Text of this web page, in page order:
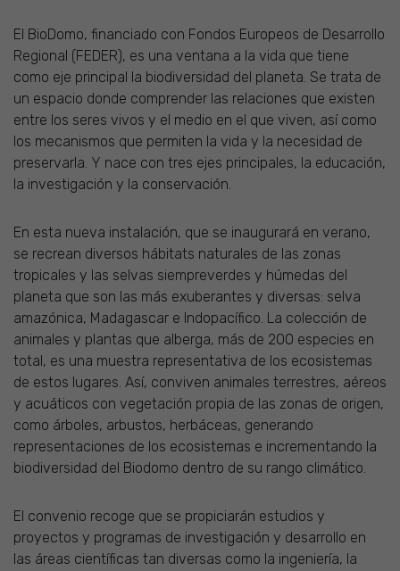
El BioDomo, financiado con Fondos Europeos de Desarrollo
Regional (FEDER), es una ventana a la vida que tiene
como eje principal la biodiversidad del planeta. Se trata de
un espacio donde comprender las relaciones que existen
entre los seres vivos y el medio en el que viven, así como
los mecanismos que permiten la vida y la necesidad de
preservarla. Y nace con tres ejes principales, la educación,
la investigación y la conservación.
En esta nueva instalación, que se inaugurará en verano,
se recrean diversos hábitats naturales de las zonas
tropicales y las selvas siempreverdes y húmedas del
planeta que son las más exuberantes y diversas: selva
amazónica, Madagascar e Indopacífico. La colección de
animales y plantas que alberga, más de 200 especies en
total, es una muestra representativa de los ecosistemas
de estos lugares. Así, conviven animales terrestres, aéreos
y acuáticos con vegetación propia de las zonas de origen,
como árboles, arbustos, herbáceas, generando
representaciones de los ecosistemas e incrementando la
biodiversidad del Biodomo dentro de su rango climático.
El convenio recoge que se propiciarán estudios y
proyectos y programas de investigación y desarrollo en
las áreas científicas tan diversas como la ingeniería, la